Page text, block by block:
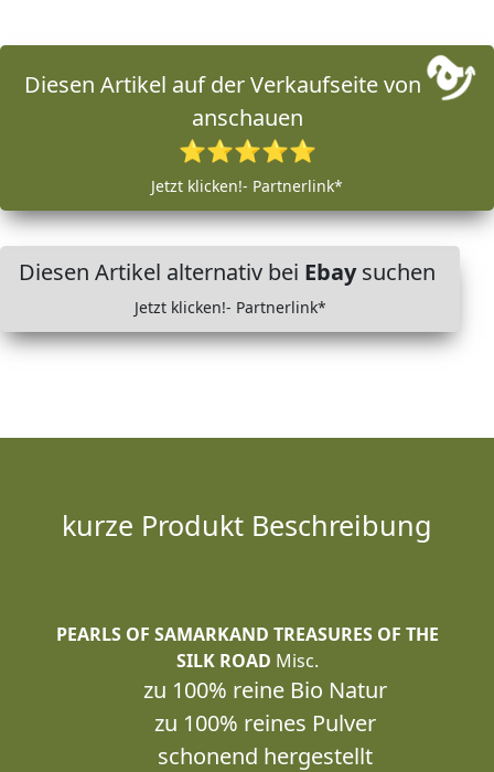
Diesen Artikel auf der Verkaufseite von
anschauen
⭐⭐⭐⭐⭐
Jetzt klicken!- Partnerlink*
Diesen Artikel alternativ bei Ebaysuchen
Jetzt klicken!- Partnerlink*
kurze Produkt Beschreibung
PEARLS OF SAMARKAND TREASURES OF THE
SILK ROAD Misc.
zu 100% reine Bio Natur
zu 100% reines Pulver
schonend hergestellt